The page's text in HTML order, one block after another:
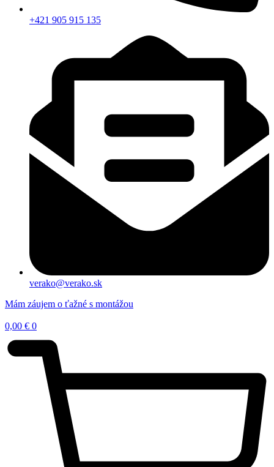
+421 905 915 135
verako@verako.sk
Mám záujem o ťažné s montážou
0,00 € 0